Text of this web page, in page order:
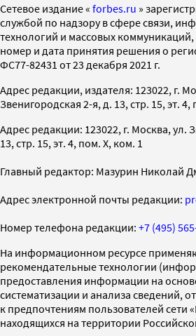
Cетевое издание « forbes.ru »
службой по надзору в сфере связи,
технологий и массовых
номер и дата принятия решения о
ФС77-82431 от 23 декабря 2021 г.
Адрес редакции, издателя: 123022, г.
Звенигородская 2-я, д. 13, стр. 15, эт. 4,
Адрес редакции: 123022, г. Москва, ул.
13, стр. 15, эт. 4, пом. X, ком. 1
Главный редактор: Мазурин Николай
Адрес электронной почты редакции:
Номер телефона редакции: +7 (495)
На информационном ресурсе
рекомендательные технологии
предоставления информации на
систематизации и анализа сведений,
к предпочтениям пользователей сети
находящихся на территории